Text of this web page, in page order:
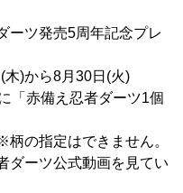
ーツ発売5周年記念プレ
から8月30日(火)
え忍者ダーツ1個
はできません。
ーツ公式動画を見てい